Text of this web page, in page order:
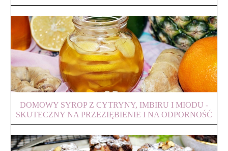
DOMOWY SYROP Z CYTRYNY, IMBIRU I MIODU -
SKUTECZNY NA PRZEZIĘBIENIE I NA ODPORNOŚĆ